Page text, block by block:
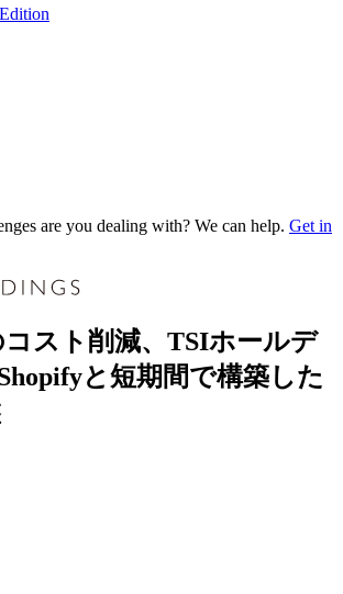
are you dealing with? We can help. Get in
スト削減、TSIホールデ
と短期間で構築した